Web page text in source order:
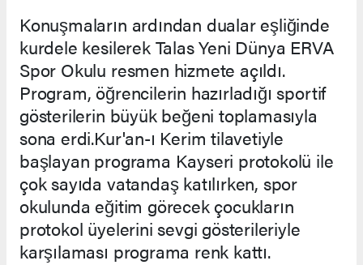
Konuşmaların ardından dualar eşliğinde
kurdele kesilerek Talas Yeni Dünya ERVA
Spor Okulu resmen hizmete açıldı.
Program, öğrencilerin hazırladığı sportif
gösterilerin büyük beğeni toplamasıyla
sona erdi.Kur'an-ı Kerim tilavetiyle
başlayan programa Kayseri protokolü ile
çok sayıda vatandaş katılırken, spor
okulunda eğitim görecek çocukların
protokol üyelerini sevgi gösterileriyle
karşılaması programa renk kattı.